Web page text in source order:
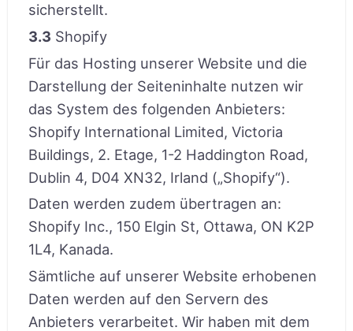
sicherstellt.
3.3 Shopify
Für das Hosting unserer Website und die
Darstellung der Seiteninhalte nutzen wir
das System des folgenden Anbieters:
Shopify International Limited, Victoria
Buildings, 2. Etage, 1-2 Haddington Road,
Dublin 4, D04 XN32, Irland („Shopify“).
Daten werden zudem übertragen an:
Shopify Inc., 150 Elgin St, Ottawa, ON K2P
1L4, Kanada.
Sämtliche auf unserer Website erhobenen
Daten werden auf den Servern des
Anbieters verarbeitet. Wir haben mit dem